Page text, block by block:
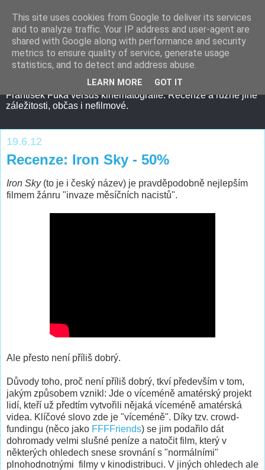
František Fuka versus kinematografie. Recenze a různé jiné
záležitosti, občas i nefilmové.
19.6.12
Recenze: Iron Sky - 50%
Iron Sky(to je i český název) je pravděpodobně nejlepším
filmem žánru "invaze měsíčních nacistů".
Ale přesto není příliš dobrý.
Důvody toho, proč není příliš dobrý, tkví především v tom,
jakým způsobem vznikl: Jde o víceméně amatérský projekt
lidí, kteří už předtím vytvořili nějaká víceméně amatérská
videa. Klíčové slovo zde je "víceméně". Díky tzv. crowd-
fundingu (něco jako FFFFriends) se jim podařilo dát
dohromady velmi slušné peníze a natočit film, který v
některých ohledech snese srovnání s "normálními"
plnohodnotnými filmy v kinodistribuci. V jiných ohledech ale
This site uses cookies from Google to deliver its services
and to analyze traffic. Your IP address and user-agent are
shared with Google along with performance and security
metrics to ensure quality of service, generate usage
statistics, and to detect and address abuse.
LEARN MORE GOT IT